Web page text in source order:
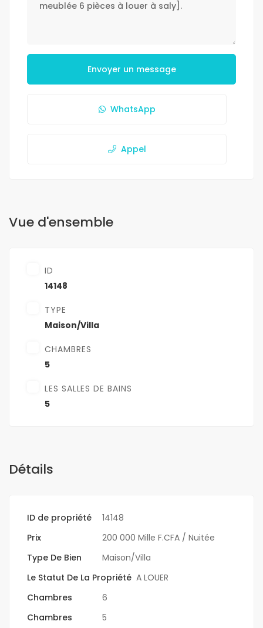
Envoyer un message
WhatsApp
Appel
Vue d'ensemble
ID
14148
TYPE
Maison/Villa
CHAMBRES
5
LES SALLES DE BAINS
5
Détails
ID de propriété
14148
Prix
200 000 Mille F.CFA / Nuitée
Type De Bien
Maison/Villa
Le Statut De La Propriété A LOUER
Chambres
6
Chambres
5